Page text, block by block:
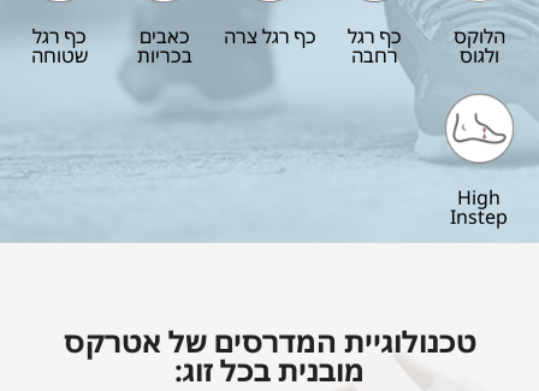
הלוקס
ולגוס
כף רגל
רחבה
כף רגל צרה כאבים
בכריות
כף רגל
שטוחה
High
Instep
טכנולוגיית המדרסים של אטרקס
מובנית בכל זוג: